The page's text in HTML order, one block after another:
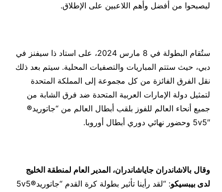
ليصبحوا من أفضل وأهم اللاعبين على الإطلاق.
ستُقام البطولة في 8 مارس 2024، على استاد ذا سيفنز في
دبي، حيث ستتم المباريات والتصفيات المحلية. سيتم بعد ذلك
نقل الفرق الفائزة من كل مجموعة إلى المملكة المتحدة
لتمثيل دولة الإمارات العربية المتحدة ضد فرق الشابة من
جميع أنحاء العالم للفوز بلقب أبطال العالم من “جاتوريد®
5v5″ وحضور نهائي دوري أبطال أوروبا.
وقال بالاشاندران جاياشاندران، المدير العام لمنطقة الخليج
لدى بيبسيكو: “لقد رأينا تأثير بطولة كرة القدم “جاتوريد®
5v5